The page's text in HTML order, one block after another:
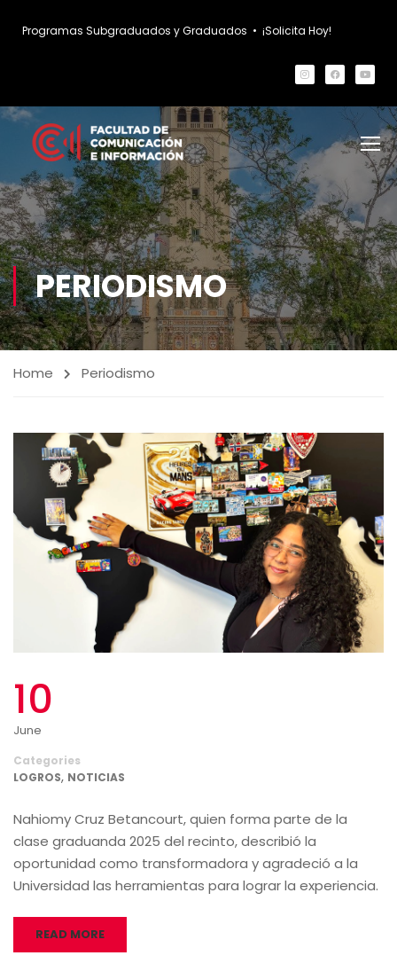
Programas Subgraduados y Graduados • ¡Solicita Hoy!
PERIODISMO
Home Periodismo
10
June
Categories
LOGROS, NOTICIAS
Nahiomy Cruz Betancourt, quien forma parte de la
clase graduanda 2025 del recinto, describió la
oportunidad como transformadora y agradeció a la
Universidad las herramientas para lograr la experiencia.
READ MORE